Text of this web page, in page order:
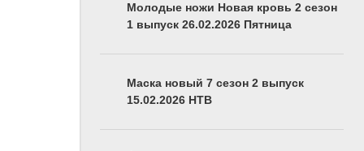
Молодые ножи Новая кровь 2 сезон
1 выпуск 26.02.2026 Пятница
Маска новый 7 сезон 2 выпуск
15.02.2026 НТВ